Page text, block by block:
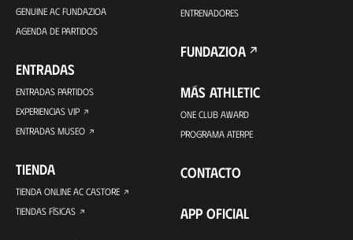
GENUINE AC FUNDAZIOA
AGENDA DE PARTIDOS
ENTRADAS
ENTRADAS PARTIDOS
EXPERIENCIAS VIP
ENTRADAS MUSEO
TIENDA
TIENDA ONLINE AC CASTORE
TIENDAS FÍSICAS
ENTRENADORES
FUNDAZIOA
MÁS ATHLETIC
ONE CLUB AWARD
PROGRAMA ATERPE
CONTACTO
APP OFICIAL